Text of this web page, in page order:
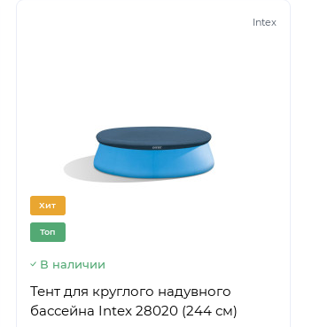
Intex
Хит
Топ
В наличии
Тент для круглого надувного
бассейна Intex 28020 (244 см)